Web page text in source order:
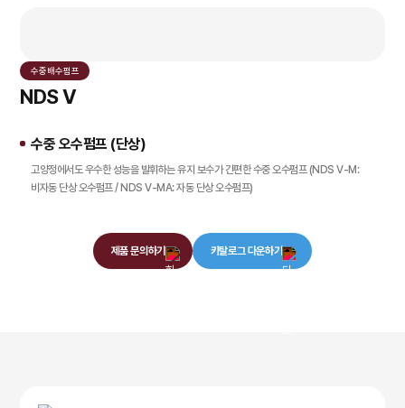
수중 배수 펌프
NDS V
수중 오수펌프 (단상)
고양정에서도 우수한 성능을 발휘하는 유지 보수가 간편한 수중 오수펌프 (NDS V-M:
비자동 단상 오수펌프 / NDS V-MA: 자동 단상 오수펌프)
제품 문의하기 카탈로그 다운하기